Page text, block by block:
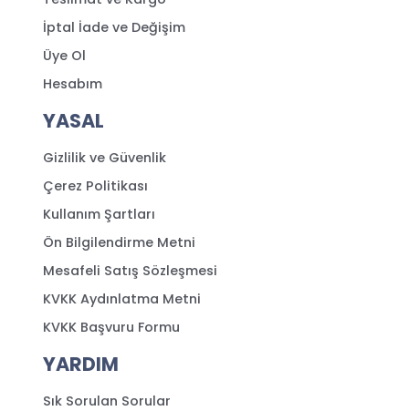
İptal İade ve Değişim
Üye Ol
Hesabım
YASAL
Gizlilik ve Güvenlik
Çerez Politikası
Kullanım Şartları
Ön Bilgilendirme Metni
Mesafeli Satış Sözleşmesi
KVKK Aydınlatma Metni
KVKK Başvuru Formu
YARDIM
Sık Sorulan Sorular